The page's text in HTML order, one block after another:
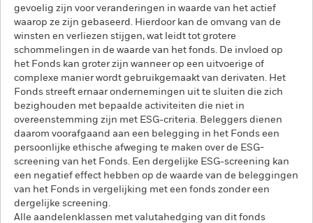
gevoelig zijn voor veranderingen in waarde van het actief
waarop ze zijn gebaseerd. Hierdoor kan de omvang van de
winsten en verliezen stijgen, wat leidt tot grotere
schommelingen in de waarde van het fonds. De invloed op
het Fonds kan groter zijn wanneer op een uitvoerige of
complexe manier wordt gebruikgemaakt van derivaten. Het
Fonds streeft ernaar ondernemingen uit te sluiten die zich
bezighouden met bepaalde activiteiten die niet in
overeenstemming zijn met ESG-criteria. Beleggers dienen
daarom voorafgaand aan een belegging in het Fonds een
persoonlijke ethische afweging te maken over de ESG-
screening van het Fonds. Een dergelijke ESG-screening kan
een negatief effect hebben op de waarde van de beleggingen
van het Fonds in vergelijking met een fonds zonder een
dergelijke screening.
Alle aandelenklassen met valutahedging van dit fonds